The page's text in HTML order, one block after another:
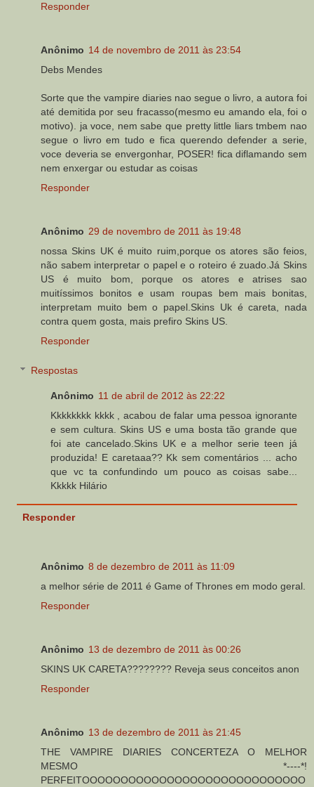
Responder
Anônimo 14 de novembro de 2011 às 23:54
Debs Mendes
Sorte que the vampire diaries nao segue o livro, a autora foi
até demitida por seu fracasso(mesmo eu amando ela, foi o
motivo). ja voce, nem sabe que pretty little liars tmbem nao
segue o livro em tudo e fica querendo defender a serie,
voce deveria se envergonhar, POSER! fica diflamando sem
nem enxergar ou estudar as coisas
Responder
Anônimo 29 de novembro de 2011 às 19:48
nossa Skins UK é muito ruim,porque os atores são feios,
não sabem interpretar o papel e o roteiro é zuado.Já Skins
US é muito bom, porque os atores e atrises sao
muitíssimos bonitos e usam roupas bem mais bonitas,
interpretam muito bem o papel.Skins Uk é careta, nada
contra quem gosta, mais prefiro Skins US.
Responder
Respostas
Anônimo 11 de abril de 2012 às 22:22
Kkkkkkkk kkkk , acabou de falar uma pessoa ignorante
e sem cultura. Skins US e uma bosta tão grande que
foi ate cancelado.Skins UK e a melhor serie teen já
produzida! E caretaaa?? Kk sem comentários ... acho
que vc ta confundindo um pouco as coisas sabe...
Kkkkk Hilário
Responder
Anônimo 8 de dezembro de 2011 às 11:09
a melhor série de 2011 é Game of Thrones em modo geral.
Responder
Anônimo 13 de dezembro de 2011 às 00:26
SKINS UK CARETA???????? Reveja seus conceitos anon
Responder
Anônimo 13 de dezembro de 2011 às 21:45
THE VAMPIRE DIARIES CONCERTEZA O MELHOR
MESMO *----*!
PERFEITOOOOOOOOOOOOOOOOOOOOOOOOOOOOO